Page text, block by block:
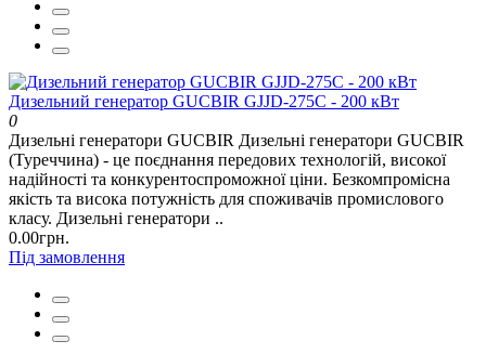
Дизельний генератор GUCBIR GJJD-275C - 200 кВт
0
Дизельні генератори GUCBIR Дизельні генератори GUCBIR
(Туреччина) - це поєднання передових технологій, високої
надійності та конкурентоспроможної ціни. Безкомпромісна
якість та висока потужність для споживачів промислового
класу. Дизельні генератори ..
0.00грн.
Під замовлення